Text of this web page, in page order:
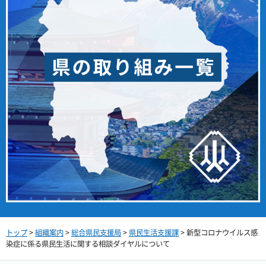
トップ>組織案内>総合県民支援局> 県民生活支援課> 新型コロナウイルス感
染症に係る県民生活に関する相談ダイヤルについて